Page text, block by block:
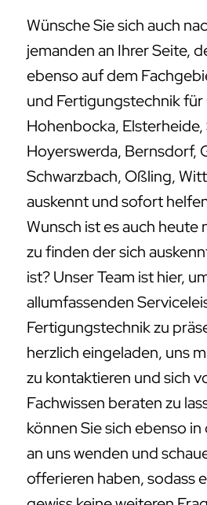
Wünsche Sie sich auch
jemanden an Ihrer Seite,
ebenso auf dem
und Fertigungstechnik für
Hohenbocka,
Hoyerswerda, Bernsdorf,
Schwarzbach, Oßling,
auskennt und sofort
Wunsch ist es auch heute
zu finden der sich
ist? Unser Team ist hier,
allumfassenden
Fertigungstechnik zu
herzlich eingeladen, uns
zu kontaktieren und sich
Fachwissen beraten zu
können Sie sich ebenso
an uns wenden und
offerieren haben, sodass